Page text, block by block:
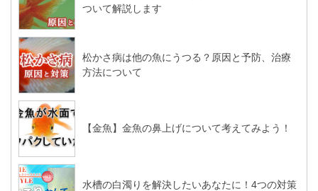
ついて解説します
松かさ病は他の魚にうつる？原因と予防、治療
方法について
【金魚】金魚の鼻上げについて考えてみよう！
水槽の白濁りを解決したいあなたに！4つの対策